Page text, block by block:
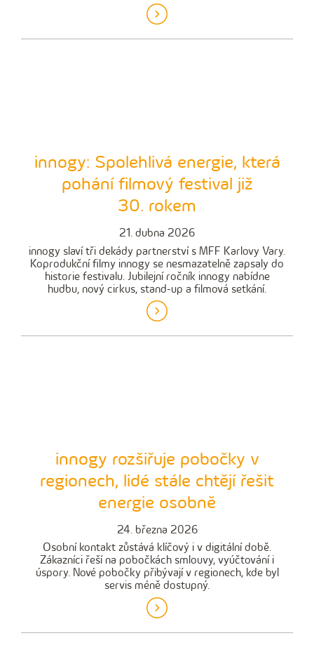
innogy: Spolehlivá energie, která
pohání filmový festival již
30. rokem
21. dubna 2026
innogy slaví tři dekády partnerství s MFF Karlovy Vary.
Koprodukční filmy innogy se nesmazatelně zapsaly do
historie festivalu. Jubilejní ročník innogy nabídne
hudbu, nový cirkus, stand-up a filmová setkání.
innogy rozšiřuje pobočky v
regionech, lidé stále chtějí řešit
energie osobně
24. března 2026
Osobní kontakt zůstává klíčový i v digitální době.
Zákazníci řeší na pobočkách smlouvy, vyúčtování i
úspory. Nové pobočky přibývají v regionech, kde byl
servis méně dostupný.